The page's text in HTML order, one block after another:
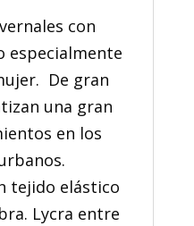
con
especialmente
De gran
una gran
en los
tejido elástico
Lycra entre